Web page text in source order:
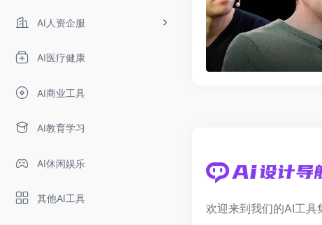
AI人资企服
AI医疗健康
AI商业工具
AI教育学习
AI休闲娱乐
其他AI工具
欢迎来到我们的AI工具